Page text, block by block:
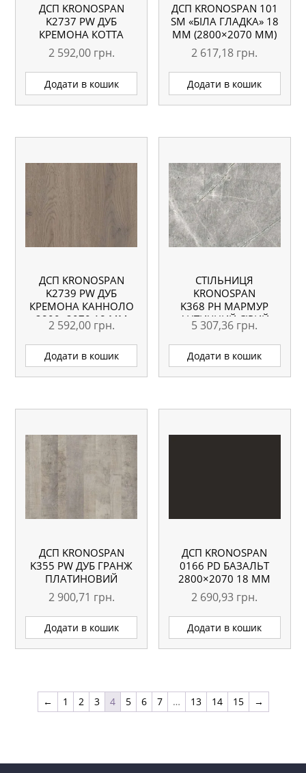
ДСП KRONOSPAN
K2737 PW ДУБ
КРЕМОНА КОТТА
2800×2070 18 ММ
2 592,00 грн.
Додати в кошик
ДСП KRONOSPAN 101
SM «БІЛА ГЛАДКА» 18
ММ (2800×2070 ММ)
2 617,18 грн.
Додати в кошик
ДСП KRONOSPAN
K2739 PW ДУБ
КРЕМОНА КАННОЛО
2800×2070 18 ММ
2 592,00 грн.
Додати в кошик
СТІЛЬНИЦЯ
KRONOSPAN
K368 PH МАРМУР
АНТИЧНИЙ СІРИЙ
ВОЛОГОСТІЙКА
4100X600X38 ММ
5 307,36 грн.
Додати в кошик
ДСП KRONOSPAN
K355 PW ДУБ ГРАНЖ
ПЛАТИНОВИЙ
2800×2070 18 ММ
2 900,71 грн.
Додати в кошик
ДСП KRONOSPAN
0166 PD БАЗАЛЬТ
2800×2070 18 ММ
2 690,93 грн.
Додати в кошик
← 1 2 3 4 5 6 7 … 13 14 15 →